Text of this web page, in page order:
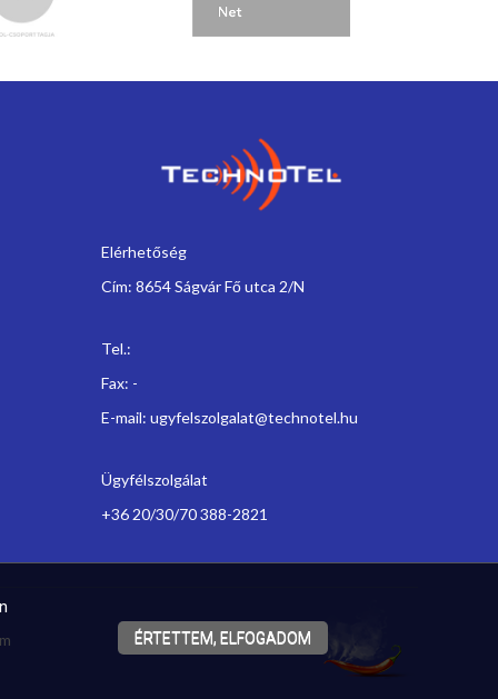
Elérhetőség
Cím: 8654 Ságvár Fő utca 2/N
Tel.:
Fax: -
E-mail: ugyfelszolgalat@technotel.hu
Ügyfélszolgálat
+36 20/30/70 388-2821
Powered by:
ÉRTETTEM, ELFOGADOM